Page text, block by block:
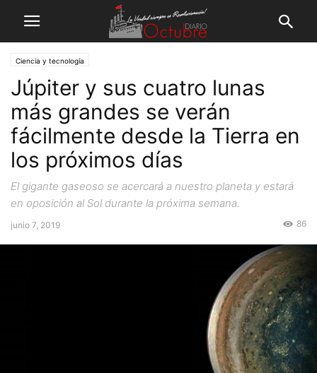
Ciencia y tecnología
Júpiter y sus cuatro lunas
más grandes se verán
fácilmente desde la Tierra en
los próximos días
El gigante gaseoso se acercará a nuestro planeta y estará
en oposición al Sol durante la próxima semana.
junio 7, 2019 86